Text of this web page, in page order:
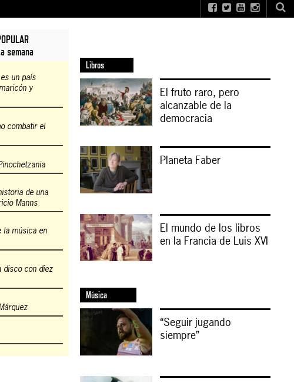
semana
un país
y
combatir el
de una
Manns
la música en
disco con diez
Libros
El fruto raro, pero
alcanzable de la
democracia
Planeta Faber
El mundo de los libros
en la Francia de Luis XVI
Música
“Seguir jugando
siempre”